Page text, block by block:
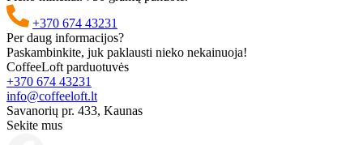
+370 674 43231
Per daug informacijos?
Paskambinkite, juk paklausti nieko nekainuoja!
Klientų atsiliepimai
MOKATE to go premium pieno milteliai 750g
CoffeeLoft parduotuvės
+370 674 43231
info@coffeeloft.lt
Savanorių pr. 433, Kaunas
Sekite mus